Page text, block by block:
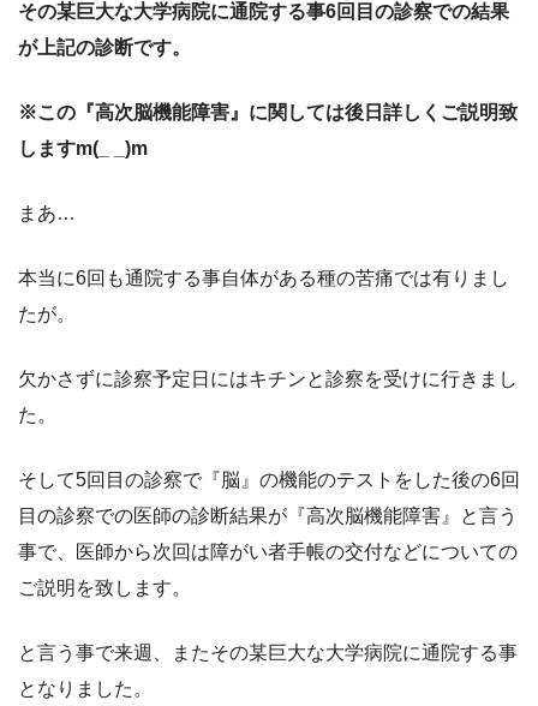
その某巨大な大学病院に通院する事6回目の診察での結果
が上記の診断です。
※この『高次脳機能障害』に関しては後日詳しくご説明致
しますm(_ _)m
まあ…
本当に6回も通院する事自体がある種の苦痛では有りまし
たが。
欠かさずに診察予定日にはキチンと診察を受けに行きまし
た。
そして5回目の診察で『脳』の機能のテストをした後の6回
目の診察での医師の診断結果が『高次脳機能障害』と言う
事で、医師から次回は障がい者手帳の交付などについての
ご説明を致します。
と言う事で来週、またその某巨大な大学病院に通院する事
となりました。